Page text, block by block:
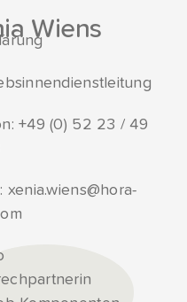
Wiens
+49 (0) 52 23 / 49
xenia.wiens@hora-